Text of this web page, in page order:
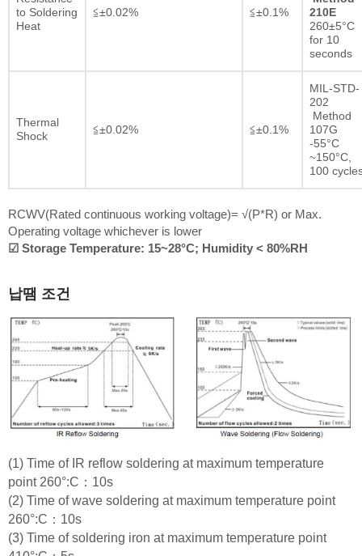
to Soldering
Heat
≦±0.02% ≦±0.1%
210E
260±5°C
for 10
seconds
Thermal
Shock
≦±0.02% ≦±0.1%
MIL-STD-
202
Method
107G
-55°C
~150°C,
100
RCWV(Rated continuous working voltage)= √(P*R) or Max.
Operating voltage whichever is lower
☑ Storage Temperature: 15~28°C; Humidity < 80%RH
납땜 조건
(1) Time of IR reflow soldering at maximum temperature
point 260°:C：10s
(2) Time of wave soldering at maximum temperature point
260°:C：10s
(3) Time of soldering iron at maximum temperature point